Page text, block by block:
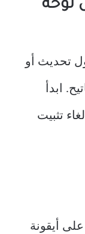
لوحة
تحديث أو
ابدأ
تثبيت
أيقونة